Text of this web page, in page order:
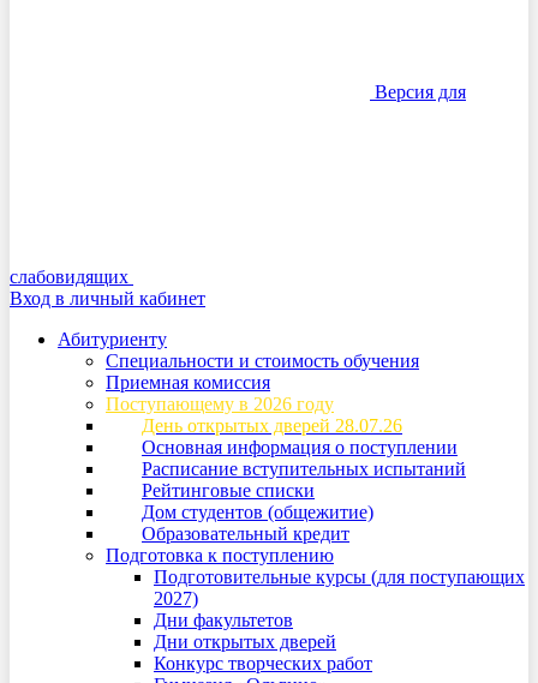
Версия для
слабовидящих
Вход в личный кабинет
Абитуриенту
Специальности и стоимость обучения
Приемная комиссия
Поступающему в 2026 году
День открытых дверей 28.07.26
Основная информация о поступлении
Расписание вступительных испытаний
Рейтинговые списки
Дом студентов (общежитие)
Образовательный кредит
Подготовка к поступлению
Подготовительные курсы (для поступающих
2027)
Дни факультетов
Дни открытых дверей
Конкурс творческих работ